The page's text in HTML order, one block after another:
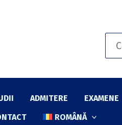
for:
ADMITERE EXAMENE
ROMÂNĂ